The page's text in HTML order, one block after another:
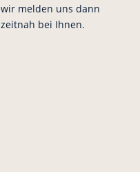
wir melden uns dann
zeitnah bei Ihnen.